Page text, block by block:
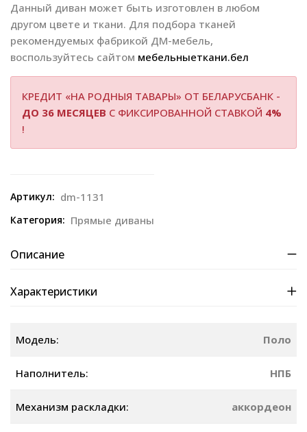
Данный диван может быть изготовлен в любом
другом цвете и ткани. Для подбора тканей
рекомендуемых фабрикой ДМ-мебель,
воспользуйтесь сайтом мебельныеткани.бел
КРЕДИТ «НА РОДНЫЯ ТАВАРЫ» ОТ БЕЛАРУСБАНК -
ДО 36 МЕСЯЦЕВ С ФИКСИРОВАННОЙ СТАВКОЙ 4%
!
Артикул: dm-1131
Категория: Прямые диваны
Описание
Характеристики
Модель: Поло
Наполнитель: НПБ
Механизм раскладки: аккордеон